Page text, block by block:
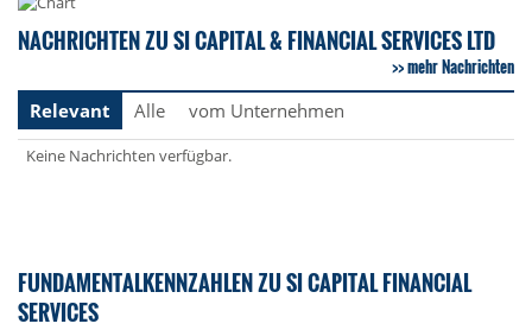
NACHRICHTEN ZU SI CAPITAL & FINANCIAL SERVICES LTD
mehr Nachrichten
Relevant
Alle vom Unternehmen
Keine Nachrichten verfügbar.
FUNDAMENTALKENNZAHLEN ZU SI CAPITAL FINANCIAL
SERVICES